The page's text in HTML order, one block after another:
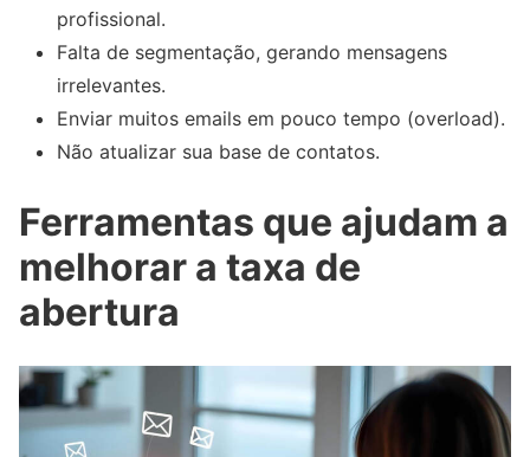
profissional.
Falta de segmentação, gerando mensagens
irrelevantes.
Enviar muitos emails em pouco tempo (overload).
Não atualizar sua base de contatos.
Ferramentas que ajudam a
melhorar a taxa de
abertura